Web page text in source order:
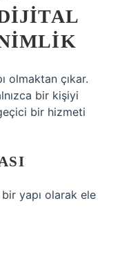
olmaktan çıkar.
bir kişiyi
bir hizmeti
yapı olarak ele